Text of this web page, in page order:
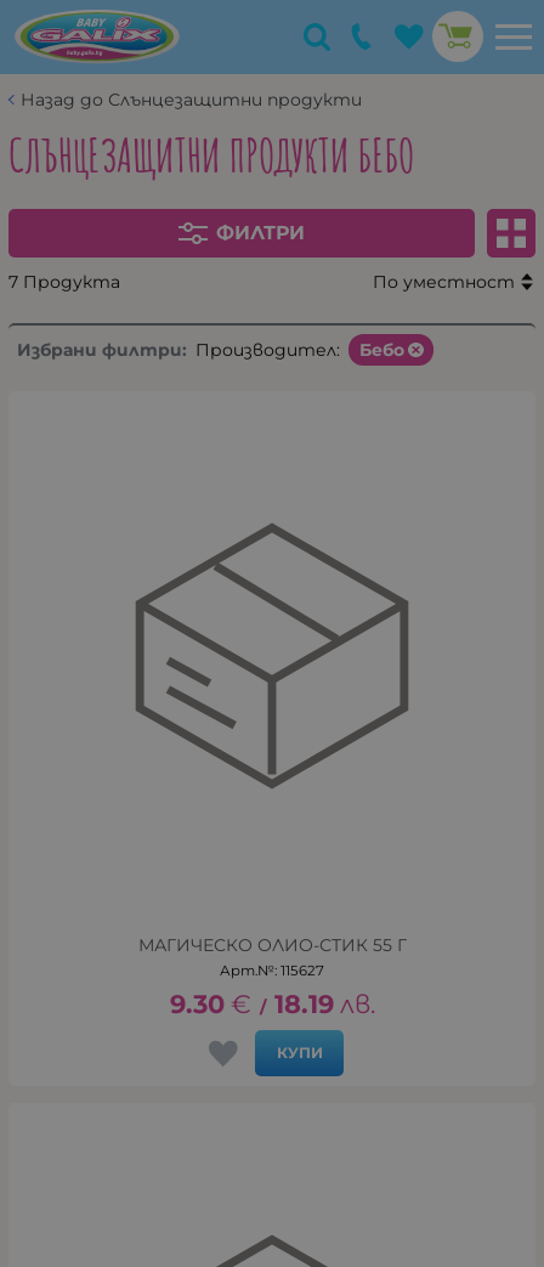
Назад до Слънцезащитни продукти
СЛЪНЦЕЗАЩИТНИ ПРОДУКТИ БЕБО
ФИЛТРИ
7 Продукта По уместност
Избрани филтри: Производител: Бебо
МАГИЧЕСКО ОЛИО-СТИК 55 Г
Арт.№: 115627
9.30 € / 18.19 лв.
КУПИ